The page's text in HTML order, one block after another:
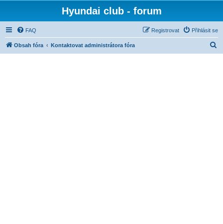
Hyundai club - forum
FAQ Přihlásit se
Registrovat
Obsah fóra Kontaktovat administrátora fóra